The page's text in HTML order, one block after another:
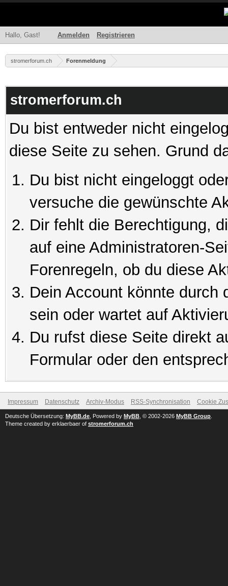
Hallo, Gast! Anmelden Registrieren
stromerforum.ch Forenmeldung
stromerforum.ch
Du bist entweder nicht
diese Seite zu sehen. Grund
Du bist nicht eingeloggt
versuche die gewünschte
Dir fehlt die Berechtigung,
auf eine Administratoren-
Forenregeln, ob du diese
Dein Account könnte durch
sein oder wartet auf
Du rufst diese Seite direkt
Formular oder den
Impressum Datenschutz Archiv-Modus RSS-Synchronisation Cookie
Deutsche Übersetzung: MyBB.de , Powered by MyBB , © 2002-2026 MyBB Group
Theme created by erklaerbaer of stromerforum.ch